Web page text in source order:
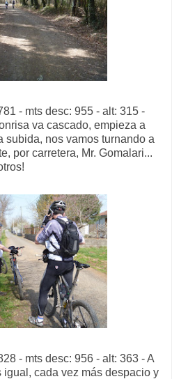
- mts desc: 955 - alt: 315 -
va cascado, empieza a
subida, nos vamos turnando a
por carretera, Mr. Gomalari...
- mts desc: 956 - alt: 363 - A
igual, cada vez más despacio y